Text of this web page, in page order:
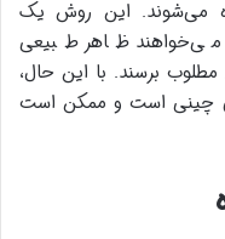
می‌شوند. این روش یک
ظاهر طبیعی
مطلوب برسند. با این حال،
چینی است و ممکن است